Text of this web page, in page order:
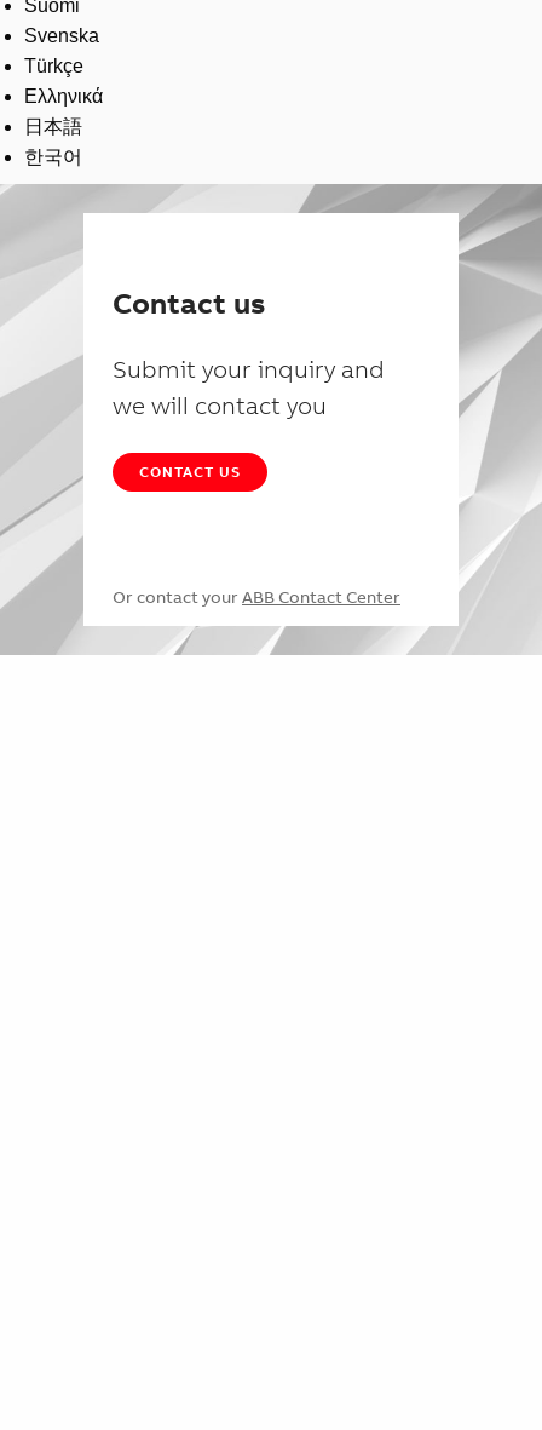
Suomi
Svenska
Türkçe
Ελληνικά
日本語
한국어
Contact us
Submit your inquiry and
we will contact you
CONTACT US
Or contact your ABB Contact Center